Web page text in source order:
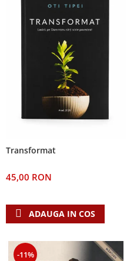
Transformat
45,00 RON
ADAUGA IN COS
-11%